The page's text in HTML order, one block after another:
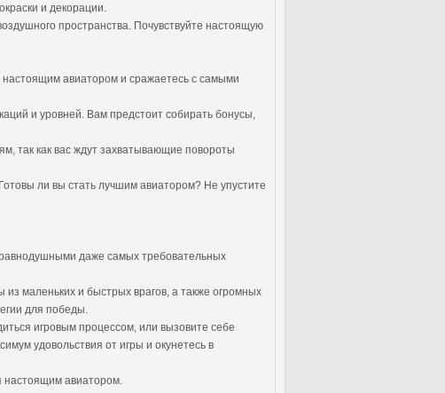
и декорации.
пространства. Почувствуйте настоящую
настоящим авиатором и сражаетесь с самыми
и уровней. Вам предстоит собирать бонусы,
так как вас ждут захватывающие повороты
ли вы стать лучшим авиатором? Не упустите
равнодушными даже самых требовательных
маленьких и быстрых врагов, а также огромных
для победы.
игровым процессом, или вызовите себе
удовольствия от игры и окунетесь в
настоящим авиатором.